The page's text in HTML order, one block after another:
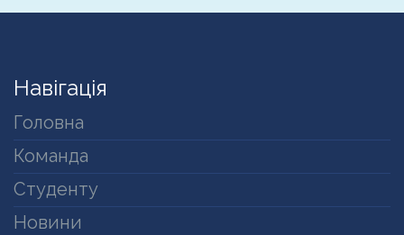
Навігація
Головна
Команда
Студенту
Новини